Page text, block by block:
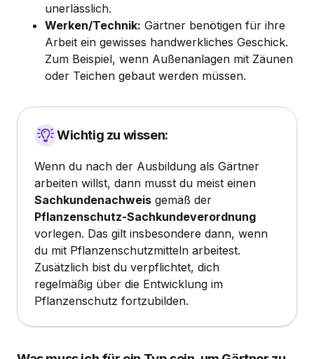
unerlässlich.
Werken/Technik: Gärtner benötigen für ihre
Arbeit ein gewisses handwerkliches Geschick.
Zum Beispiel, wenn Außenanlagen mit Zäunen
oder Teichen gebaut werden müssen.
Wichtig zu wissen:
Wenn du nach der Ausbildung als Gärtner
arbeiten willst, dann musst du meist einen
Sachkundenachweis gemäß der
Pflanzenschutz-Sachkundeverordnung
vorlegen. Das gilt insbesondere dann, wenn
du mit Pflanzenschutzmitteln arbeitest.
Zusätzlich bist du verpflichtet, dich
regelmäßig über die Entwicklung im
Pflanzenschutz fortzubilden.